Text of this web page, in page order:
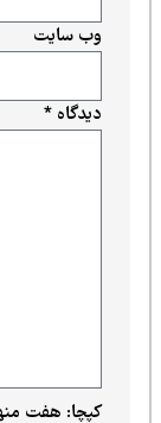
دیدگاه*
وب‌ سایت
کپچا: هفت